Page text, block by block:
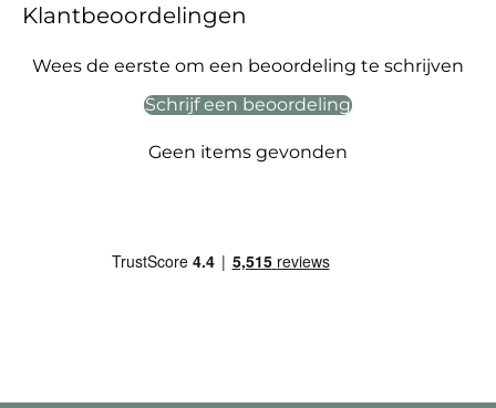
Klantbeoordelingen
Wees de eerste om een beoordeling te schrijven
Schrijf een beoordeling
Geen items gevonden